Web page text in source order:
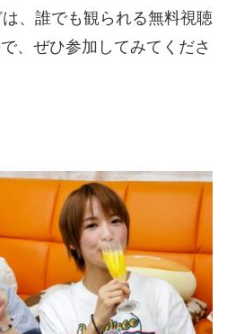
、誰でも観られる無料視聴
、ぜひ参加してみてくださ